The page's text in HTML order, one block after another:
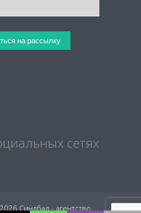
сетях
Синдбад - агентство